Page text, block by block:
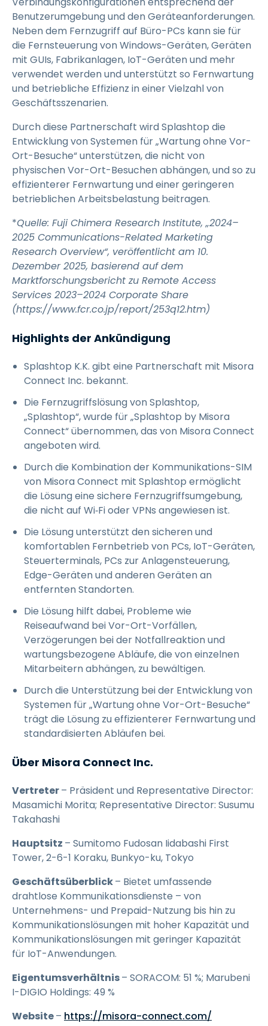
Benutzerumgebung und den Geräteanforderungen.
Neben dem Fernzugriff auf Büro-PCs kann sie für
die Fernsteuerung von Windows-Geräten, Geräten
mit GUIs, Fabrikanlagen, IoT-Geräten und mehr
verwendet werden und unterstützt so Fernwartung
und betriebliche Effizienz in einer Vielzahl von
Geschäftsszenarien.
Durch diese Partnerschaft wird Splashtop die
Entwicklung von Systemen für „Wartung ohne Vor-
Ort-Besuche“ unterstützen, die nicht von
physischen Vor-Ort-Besuchen abhängen, und so zu
effizienterer Fernwartung und einer geringeren
betrieblichen Arbeitsbelastung beitragen.
*Quelle: Fuji Chimera Research Institute, „2024–
2025 Communications-Related Marketing
Research Overview“, veröffentlicht am 10.
Dezember 2025, basierend auf dem
Marktforschungsbericht zu Remote Access
Services 2023–2024 Corporate Share
(https://www.fcr.co.jp/report/253q12.htm)
Highlights der Ankündigung
Splashtop K.K. gibt eine Partnerschaft mit Misora
Connect Inc. bekannt.
Die Fernzugriffslösung von Splashtop,
„Splashtop“, wurde für „Splashtop by Misora
Connect“ übernommen, das von Misora Connect
angeboten wird.
Durch die Kombination der Kommunikations-SIM
von Misora Connect mit Splashtop ermöglicht
die Lösung eine sichere Fernzugriffsumgebung,
die nicht auf Wi‑Fi oder VPNs angewiesen ist.
Die Lösung unterstützt den sicheren und
komfortablen Fernbetrieb von PCs, IoT-Geräten,
Steuerterminals, PCs zur Anlagensteuerung,
Edge-Geräten und anderen Geräten an
entfernten Standorten.
Die Lösung hilft dabei, Probleme wie
Reiseaufwand bei Vor-Ort-Vorfällen,
Verzögerungen bei der Notfallreaktion und
wartungsbezogene Abläufe, die von einzelnen
Mitarbeitern abhängen, zu bewältigen.
Durch die Unterstützung bei der Entwicklung von
Systemen für „Wartung ohne Vor-Ort-Besuche“
trägt die Lösung zu effizienterer Fernwartung und
standardisierten Abläufen bei.
Über Misora Connect Inc.
Vertreter– Präsident und Representative Director:
Masamichi Morita; Representative Director: Susumu
Takahashi
Hauptsitz – Sumitomo Fudosan Iidabashi First
Tower, 2-6-1 Koraku, Bunkyo-ku, Tokyo
Geschäftsüberblick– Bietet umfassende
drahtlose Kommunikationsdienste – von
Unternehmens- und Prepaid-Nutzung bis hin zu
Kommunikationslösungen mit hoher Kapazität und
Kommunikationslösungen mit geringer Kapazität
für IoT-Anwendungen.
Eigentumsverhältnis– SORACOM: 51 %; Marubeni
I-DIGIO Holdings: 49 %
Website– https://misora-connect.com/